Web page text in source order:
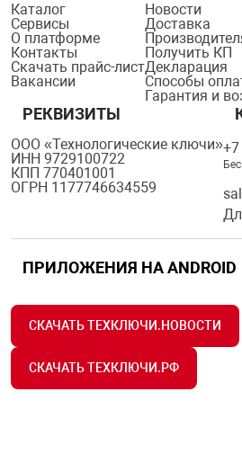
Каталог
Сервисы
О платформе
Контакты
Скачать прайс-лист
Вакансии
Новости
Доставка
Получить КП
Декларация
Способы
Гарантия и
РЕКВИЗИТЫ
ООО «Технологические ключи»
ИНН 9729100722
КПП 770401001
ОГРН 1177746634559
ПРИЛОЖЕНИЯ НА ANDROID
СКАЧАТЬ ТЕХКЛЮЧИ.НОВОСТИ
СКАЧАТЬ ТЕХКЛЮЧИ.РФ